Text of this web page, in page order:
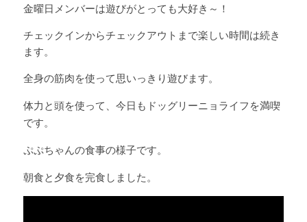
金曜日メンバーは遊びがとっても大好き～！
チェックインからチェックアウトまで楽しい時間は続き
ます。
全身の筋肉を使って思いっきり遊びます。
体力と頭を使って、今日もドッグリーニョライフを満喫
です。
ぷぷちゃんの食事の様子です。
朝食と夕食を完食しました。